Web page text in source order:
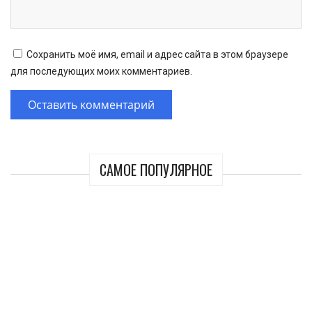
САМОЕ ПОПУЛЯРНОЕ
Сохранить моё имя, email и адрес сайта в этом браузере
для последующих моих комментариев.